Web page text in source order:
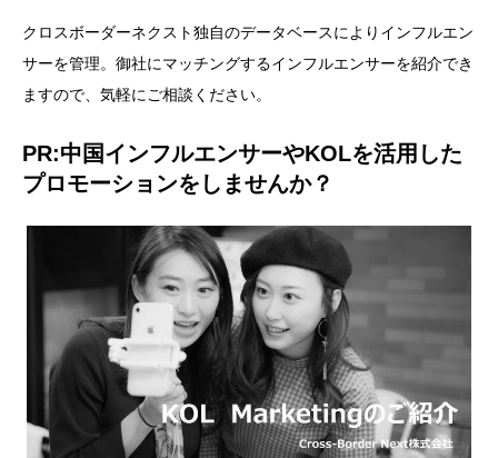
クロスボーダーネクスト独自のデータベースによりインフルエン
サーを管理。御社にマッチングするインフルエンサーを紹介でき
ますので、気軽にご相談ください。
PR:中国インフルエンサーやKOLを活用した
プロモーションをしませんか？